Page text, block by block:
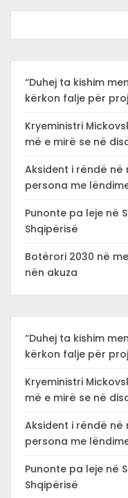
“Duhej ta kishim
kërkon falje për
Kryeministri
më e mirë se në
Aksident i rëndë në
persona me
Punonte pa leje në
Shqipërisë
Botërori 2030 në
nën akuza
“Duhej ta kishim
kërkon falje për
Kryeministri
më e mirë se në
Aksident i rëndë në
persona me
Punonte pa leje në
Shqipërisë